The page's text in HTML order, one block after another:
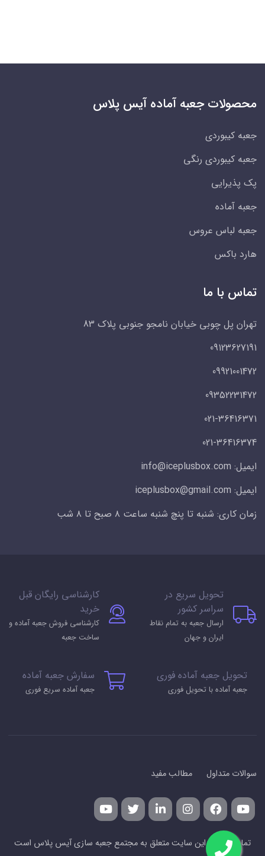
محصولات جعبه آماده آیس پلاس
جعبه کیبوردی
جعبه کیبوردی رنگی
پک پذیرایی
جعبه آماده
جعبه لباس عروس
هارد باکس
تماس با ما
تهران پل چوبی خیابان نامجو جنوبی پلاک 83
09123627191
09921001472
09352231472
021-36416371
021-36416374
ایمیل: info@iceplusbox.com
ایمیل: iceplusbox@gmail.com
زمان کاری: شنبه تا پنچ شنبه ساعت ۸ صبح تا ۸ شب
تحویل سریع در
سراسر کشور
ارسال جعبه به تمام نقاط
ایران و جهان
کارشناسی رایگان قبل
خرید
کارشناسی فروش جعبه آماده و
ساخت جعبه
تحویل جعبه آماده فوری
جعبه آماده با تحویل فوری
سفارش جعبه آماده
جعبه آماده سریع فوری
سوالات متداول مطالب مفید
تمامی حقوق این سایت متعلق به مجتمع جعبه سازی آیس پلاس است